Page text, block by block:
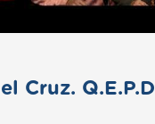
Cruz. Q.E.P.D